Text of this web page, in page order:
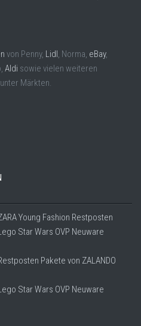
von Penny, Lidl , Norma, eBay,
Aldi sowie vielen weiteren
Märkten.
Young Fashion Restposten
Star Wars OVP Neuware
Pakete von ZALANDO
Star Wars OVP Neuware